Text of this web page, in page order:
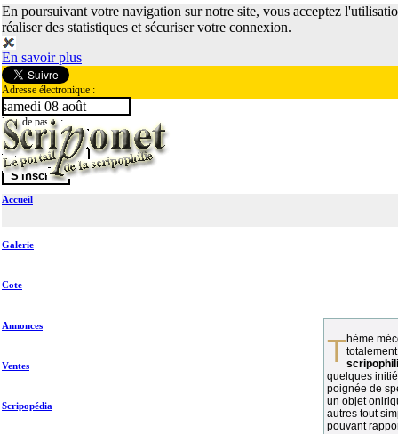
En poursuivant votre navigation sur notre site, vous acceptez
réaliser des statistiques et sécuriser votre connexion.
En savoir plus
Adresse électronique :
Mot de passe :
samedi 08 août
Accueil
Galerie
Cote
Annonces
Ventes
Scripopédia
Thème méconnu des collectionneurs et
quelques
poignée de
un objet
autres tout
pouvant